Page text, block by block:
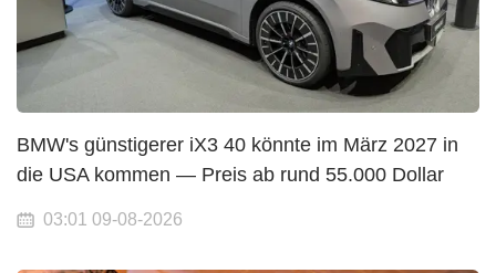
BMW's günstigerer iX3 40 könnte im März 2027 in
die USA kommen — Preis ab rund 55.000 Dollar
03:01 09-08-2026